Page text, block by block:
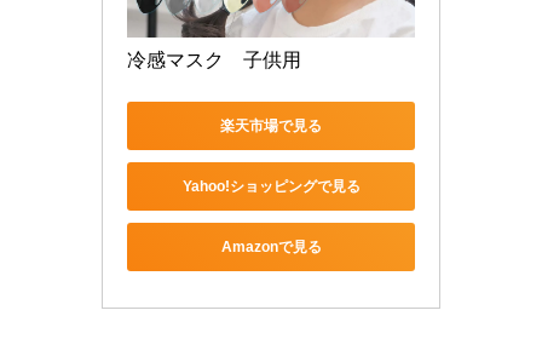
冷感マスク　子供用
楽天市場で見る
Yahoo!ショッピングで見る
Amazonで見る